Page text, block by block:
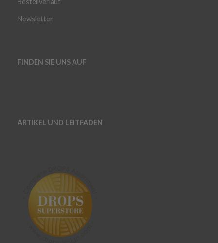
Newsletter
FINDEN SIE UNS AUF
ARTIKEL UND LEITFADEN